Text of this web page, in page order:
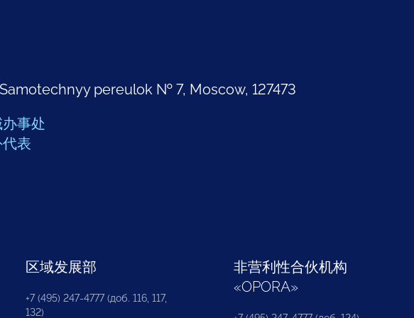
pereulok № 7, Moscow, 127473
事处
表
区域发展部
+7 (495) 247-4777 (доб. 116, 117,
132)
非营利性合伙机构
«OPORA»